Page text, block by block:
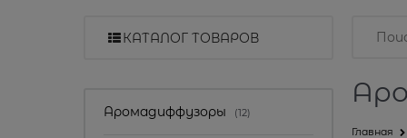
КАТАЛОГ ТОВАРОВ
Аромадиффузоры (12)
Главная